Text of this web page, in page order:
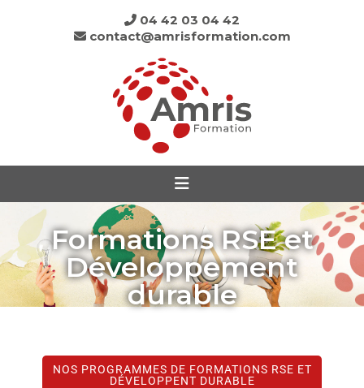
04 42 03 04 42
contact@amrisformation.com
Formations RSE et
Développement
durable
NOS PROGRAMMES DE FORMATIONS RSE ET
DÉVELOPPENT DURABLE